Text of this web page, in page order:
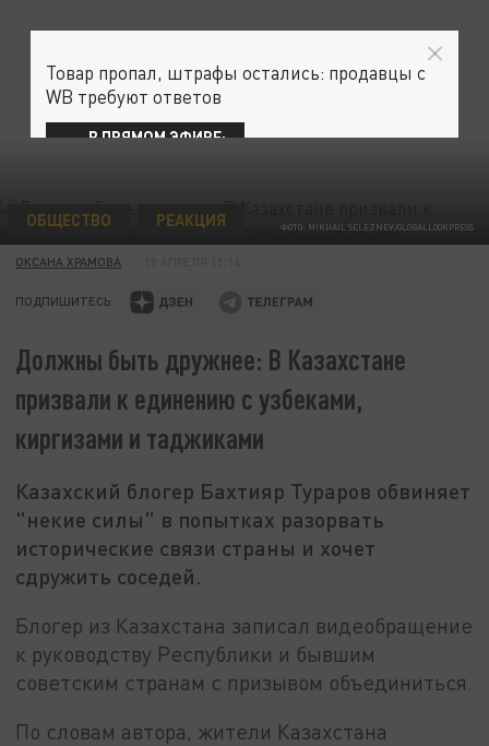
ФОТО: MIKHAIL SELEZNEV/GLOBALLOOKPRESS
ОБЩЕСТВО РЕАКЦИЯ
ОКСАНА ХРАМОВА
ПОДПИШИТЕСЬ:
Должны быть дружнее: В Казахстане
призвали к единению с узбеками,
киргизами и таджиками
Казахский блогер Бахтияр Тураров обвиняет
"некие силы" в попытках разорвать
исторические связи страны и хочет
сдружить соседей.
Блогер из Казахстана записал видеобращение
к руководству Республики и бывшим
советским странам с призывом объединиться.
По словам автора, жители Казахстана
Товар пропал, штрафы остались: продавцы с
WB требуют ответов
В ПРЯМОМ ЭФИРЕ: